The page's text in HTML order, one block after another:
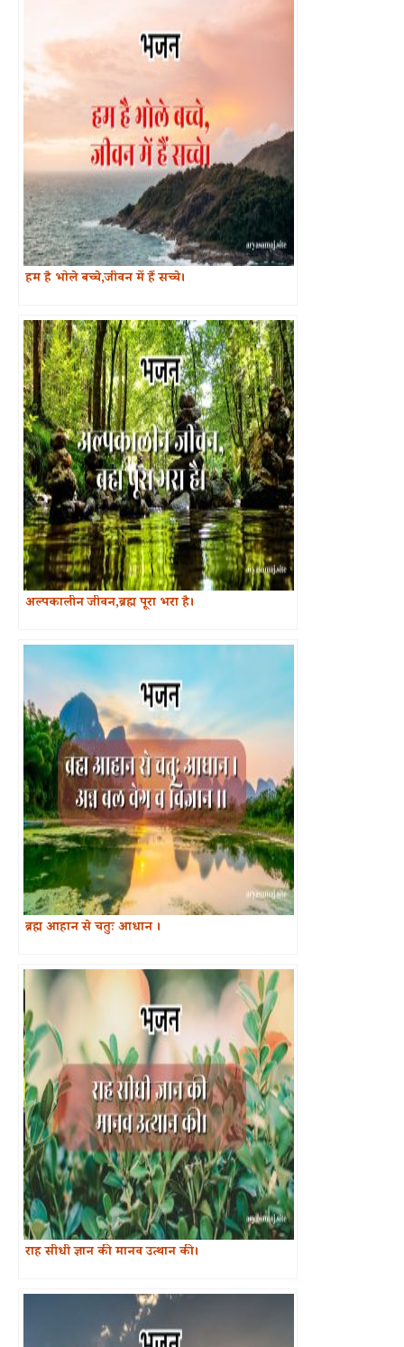
हम है भोले बच्चे,जीवन में हैं सच्चे।
अल्पकालीन जीवन,ब्रह्म पूरा भरा है।
ब्रह्म आहान से चतुः आधान ।
राह सीधी ज्ञान की मानव उत्थान की।